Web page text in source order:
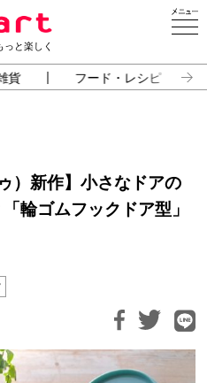
っと楽しく
貨 フード・レシピ
）新作】小さなドアの
輪ゴムフックドア型」